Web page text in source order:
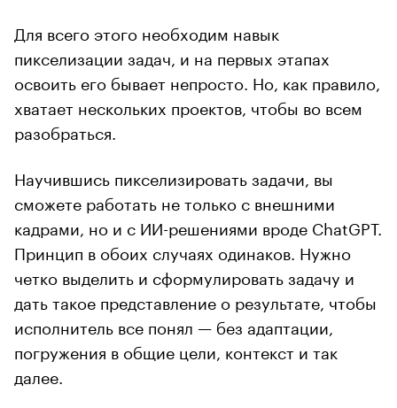
Для всего этого необходим навык
пикселизации задач, и на первых этапах
освоить его бывает непросто. Но, как правило,
хватает нескольких проектов, чтобы во всем
разобраться.
Научившись пикселизировать задачи, вы
сможете работать не только с внешними
кадрами, но и с ИИ-решениями вроде ChatGPT.
Принцип в обоих случаях одинаков. Нужно
четко выделить и сформулировать задачу и
дать такое представление о результате, чтобы
исполнитель все понял — без адаптации,
погружения в общие цели, контекст и так
далее.